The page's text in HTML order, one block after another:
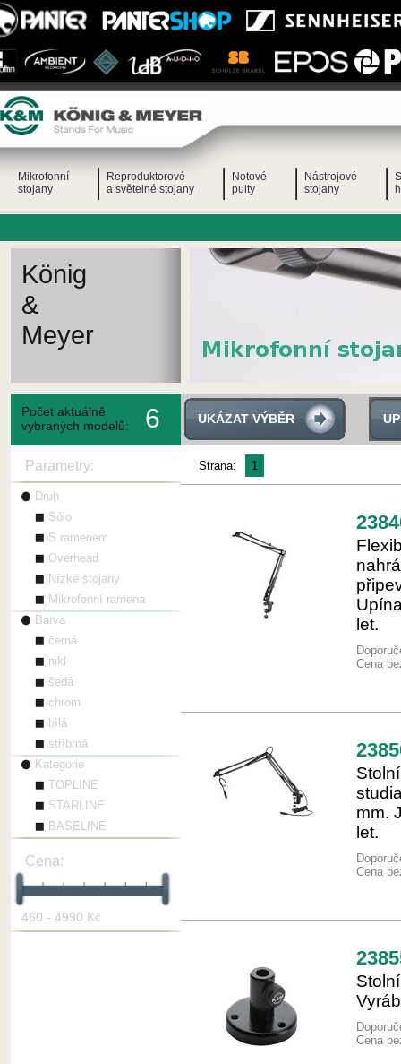
König
&
Meyer
Počet aktuálně
vybraných modelů:
6
Parametry:
Druh
Sólo
S ramenem
Overhead
Nízké stojany
Mikrofonní ramena
Barva
černá
nikl
šedá
chrom
bílá
stříbrná
Kategorie
TOPLINE
STARLINE
BASELINE
Cena:
460 - 4990 Kč
UKÁZAT VÝBĚR
Strana: 1
let.
Cena
mm.
let.
Cena
Cena
Mikrofonní
stojany
Reproduktorové
a světelné stojany
Notové
pulty
Nástrojové
stojany